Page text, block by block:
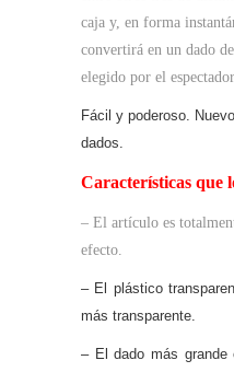
caja y, en forma
convertirá en un dado
elegido por el
Fácil y poderoso.
dados.
Características que
– El artículo es
efecto.
– El plástico
más transparente.
– El dado más